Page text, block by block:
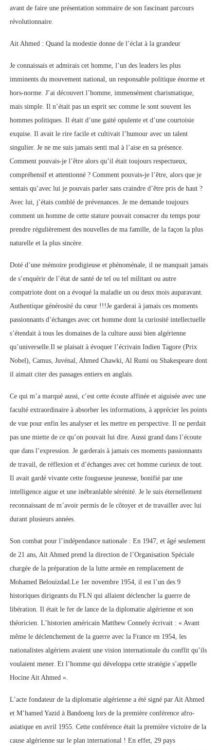
avant de faire une présentation sommaire de son fascinant parcours
révolutionnaire.
Ait Ahmed : Quand la modestie donne de l’éclat à la grandeur
Je connaissais et admirais cet homme, l’un des leaders les plus
imminents du mouvement national, un responsable politique énorme et
hors-norme. J’ai découvert l’homme, immensément charismatique,
mais simple. Il n’était pas un esprit sec comme le sont souvent les
hommes politiques. Il était d’une gaité opulente et d’une courtoisie
exquise. Il avait le rire facile et cultivait l’humour avec un talent
singulier. Je ne me suis jamais senti mal à l’aise en sa présence.
Comment pouvais-je l’être alors qu’il était toujours respectueux,
compréhensif et attentionné ? Comment pouvais-je l’être, alors que je
sentais qu’avec lui je pouvais parler sans craindre d’être pris de haut ?
Avec lui, j’étais comblé de prévenances. Je me demande toujours
comment un homme de cette stature pouvait consacrer du temps pour
prendre régulièrement des nouvelles de ma famille, de la façon la plus
naturelle et la plus sincère.
Doté d’une mémoire prodigieuse et phénoménale, il ne manquait jamais
de s’enquérir de l’état de santé de tel ou tel militant ou autre
compatriote dont on a évoqué la maladie un ou deux mois auparavant.
Authentique générosité du cœur !!!Je garderai à jamais ces moments
passionnants d’échanges avec cet homme dont la curiosité intellectuelle
s’étendait à tous les domaines de la culture aussi bien algérienne
qu’universelle.Il se plaisait à évoquer l’écrivain Indien Tagore (Prix
Nobel), Camus, Juvénal, Ahmed Chawki, Al Rumi ou Shakespeare dont
il aimait citer des passages entiers en anglais.
Ce qui m’a marqué aussi, c’est cette écoute affinée et aiguisée avec une
faculté extraordinaire à absorber les informations, à apprécier les points
de vue pour enfin les analyser et les mettre en perspective. Il ne perdait
pas une miette de ce qu’on pouvait lui dire. Aussi grand dans l’écoute
que dans l’expression. Je garderais à jamais ces moments passionnants
de travail, de réflexion et d’échanges avec cet homme curieux de tout.
Il avait gardé vivante cette fougueuse jeunesse, bonifié par une
intelligence aigue et une inébranlable sérénité. Je le suis éternellement
reconnaissant de m’avoir permis de le côtoyer et de travailler avec lui
durant plusieurs années.
Son combat pour l’indépendance nationale : En 1947, et âgé seulement
de 21 ans, Ait Ahmed prend la direction de l’Organisation Spéciale
chargée de la préparation de la lutte armée en remplacement de
Mohamed Belouizdad.Le 1er novembre 1954, il est l’un des 9
historiques dirigeants du FLN qui allaient déclencher la guerre de
libération. Il était le fer de lance de la diplomatie algérienne et son
théoricien. L’historien américain Matthew Connely écrivait : « Avant
même le déclenchement de la guerre avec la France en 1954, les
nationalistes algériens avaient une vision internationale du conflit qu’ils
voulaient mener. Et l’homme qui développa cette stratégie s’appelle
Hocine Ait Ahmed ».
L’acte fondateur de la diplomatie algérienne a été signé par Ait Ahmed
et M’hamed Yazid à Bandoeng lors de la première conférence afro-
asiatique en avril 1955. Cette conférence était la première victoire de la
cause algérienne sur le plan international ! En effet, 29 pays